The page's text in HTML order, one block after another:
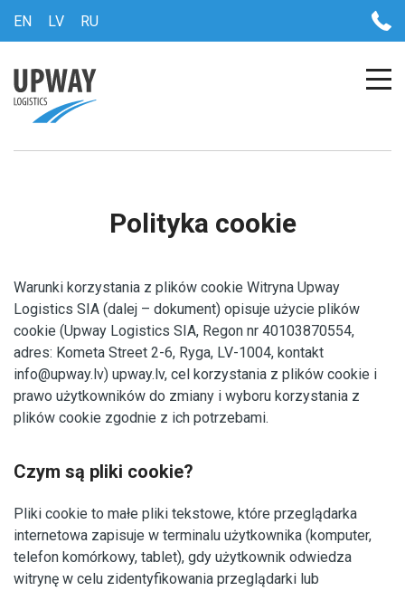
EN LV RU
Polityka cookie
Warunki korzystania z plików cookie Witryna Upway
Logistics SIA (dalej – dokument) opisuje użycie plików
cookie (Upway Logistics SIA, Regon nr 40103870554,
adres: Kometa Street 2-6, Ryga, LV-1004, kontakt
info@upway.lv) upway.lv, cel korzystania z plików cookie i
prawo użytkowników do zmiany i wyboru korzystania z
plików cookie zgodnie z ich potrzebami.
Czym są pliki cookie?
Pliki cookie to małe pliki tekstowe, które przeglądarka
internetowa zapisuje w terminalu użytkownika (komputer,
telefon komórkowy, tablet), gdy użytkownik odwiedza
witrynę w celu zidentyfikowania przeglądarki lub